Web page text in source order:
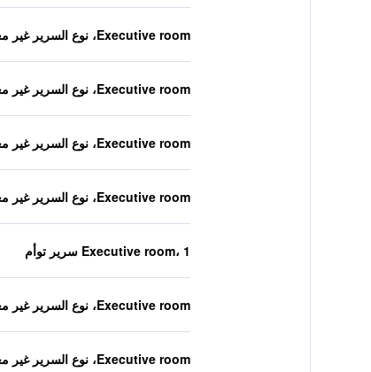
Executive room، نوع السرير غير معروف
Executive room، نوع السرير غير معروف
Executive room، نوع السرير غير معروف
Executive room، نوع السرير غير معروف
Executive room، 1 سرير توأم
Executive room، نوع السرير غير معروف
Executive room، نوع السرير غير معروف